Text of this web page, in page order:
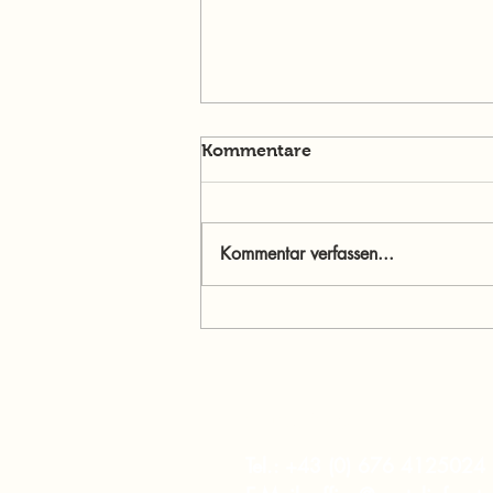
Kommentare
Kommentar verfassen...